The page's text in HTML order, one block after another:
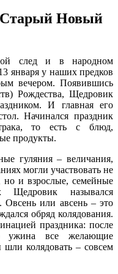
Новый
след и в народном
января у наших предков
вечером. Появившись
Рождества, Щедровик
И главная его
Начинался праздник
то есть с блюд,
продукты.
гуляния – величания,
могли участвовать не
но и взрослые, семейные
назывался
или авсень – это
обряд колядования.
праздника: после
ужина все желающие
шли колядовать – совсем